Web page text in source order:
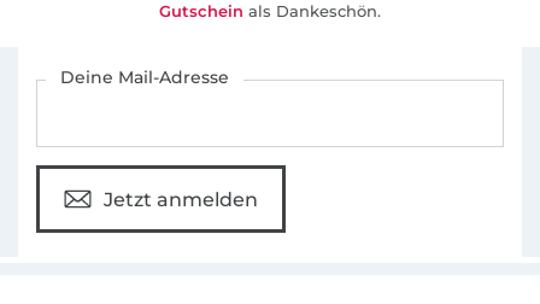
Gutschein als Dankeschön.
Deine Mail-Adresse
Jetzt anmelden